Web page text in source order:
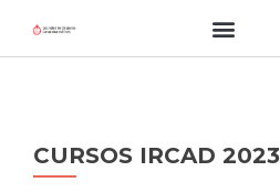
CURSOS IRCAD 2023